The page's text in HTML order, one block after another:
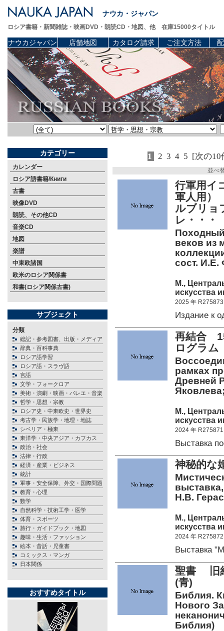
ナウカ・ジャパン
ロシア書籍・新聞雑誌・映画DVD・朗読CD・地図、他 在庫15000タイトル
ナウカジャパン 店舗地図 カタログ請求 ご注文方法
カテゴリー
カレンダー
ロシア語書籍/Книги
古書
映像DVD
朗読、その他CD
音楽CD
地図
楽譜
中東欧諸国
欧米のロシア関係書
和書(ロシア関係古書)
サブジェクト
分類
総記・参考図書、出版・メディア
辞典・百科事典
ロシア語学習
ロシア語・スラヴ語
言語
文学・フォークロア
美術・演劇・映画・バレエ・音楽
哲学・思想・宗教
ロシア史・中東欧史・世界史
考古学・民族学・地理・地誌
シベリア・極東
東洋学・中央アジア・カフカス
政治・社会
法律・行政
経済・産業・ビジネス
統計
軍事・安全保障、外交・国際問題
教育・心理
数学
自然科学・技術工学・医学
体育・スポーツ
旅行・ガイドブック・地図
趣味・生活・ファッション
絵本・昔話・児童書
コミックス・マンガ
日本関係
おすすめタイトル
1 2 3 4 5 [次の10
並べ
行軍用イ
軍人用）
ルブリョ
レ・・・
Походный
веков из
сост. И.Е.
М.,
искусства
2025 年 R275873
Издание к
再結合
ログラム
рамках
Древней
М.,
искусства
2024 年 R275871
Выставка
神秘的な
Н.В.
М.,
искусства
2024 年 R275872
Выставка
聖書 旧
(青)
Библия.
Нового
Библия)